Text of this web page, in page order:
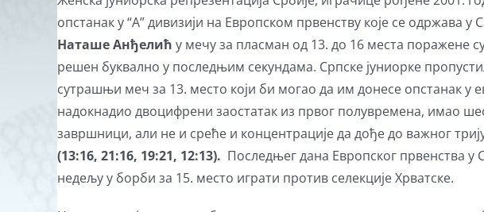
Larger
Image
опстанак у “А” дивизији на Европском првенству које се одржава у
Наташе Анђелић у мечу за пласман од 13. до 16 места поражене
решен буквално у последњим секундама. Српске јуниорке
сутрашњи меч за 13. место који би могао да им донесе опстанак у
надокнадио двоцифрени заостатак из првог полувремена, имао
завршници, али не и среће и концентрације да дође до важног
(13:16, 21:16, 19:21, 12:13). Последњег дана Европског првенства у
недељу у борби за 15. место играти против селекције Хрватске.